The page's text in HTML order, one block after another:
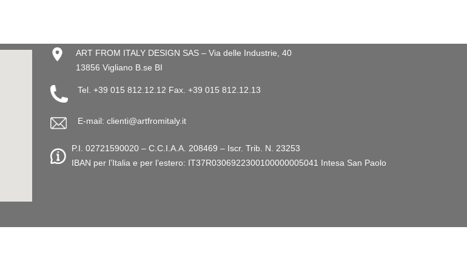
ART FROM ITALY DESIGN SAS – Via delle Industrie, 40
13856 Vigliano B.se BI
Tel. +39 015 812.12.12 Fax. +39 015 812.12.13
E-mail: clienti@artfromitaly.it
P.I. 02721590020 – C.C.I.A.A. 208469 – Iscr. Trib. N. 23253
IBAN per l’Italia e per l’estero: IT37R0306922300100000005041 Intesa San Paolo